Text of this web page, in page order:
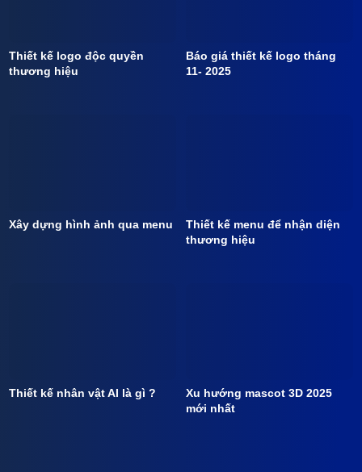
Thiết kế logo độc quyền
thương hiệu
Báo giá thiết kế logo tháng
11- 2025
Xây dựng hình ảnh qua menu
Thiết kế menu để nhận diện
thương hiệu
Thiết kế nhân vật AI là gì ?
Xu hướng mascot 3D 2025
mới nhất